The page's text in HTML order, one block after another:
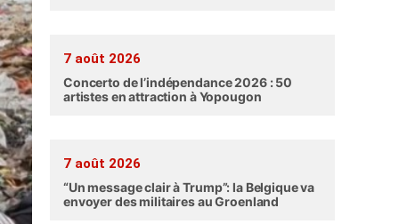
7 août 2026
Concerto de l’indépendance 2026 : 50
artistes en attraction à Yopougon
7 août 2026
“Un message clair à Trump”: la Belgique va
envoyer des militaires au Groenland